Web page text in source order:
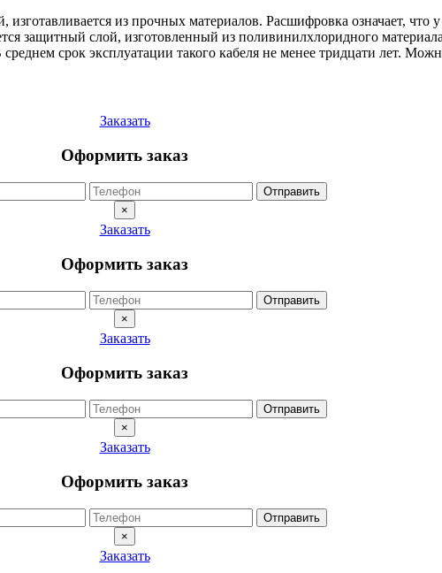
из прочных материалов. Расшифровка означает, что
защитный слой, изготовленный из поливинилхлоридного
срок эксплуатации такого кабеля не менее тридцати лет.
Заказать
Оформить заказ
Отправить
×
Заказать
Оформить заказ
Отправить
×
Заказать
Оформить заказ
Отправить
×
Заказать
Оформить заказ
Отправить
×
Заказать